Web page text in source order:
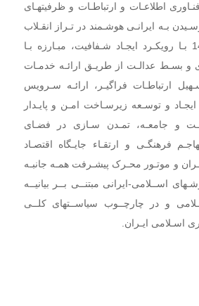
اطلاعـات و ارتباطـات و ظرفیتهـای
بـه ایرانـی هوشـمند در تـراز انقـلاب
اسـلامی در افـق 1404 بـا رویکـرد ایجـاد شـفافیت، مبـارزه بـا
و بسـط عدالـت از طریـق ارائـه خدمـات
ارتباطـات فراگیـر، ارائـه سـرویس
و توسـعه زیرسـاخت امـن و پایـدار
و جامعـه، تمـدن سـازی در فضـای
فرهنگـی و ارتقـاء جایـگاه اقتصـاد
و موتـور محـرک پیشـرفت همـه جانبـه
اســلامی-ایرانی مبتنــی بــر بیانیــه
و در چارچــوب سیاســتهای کلــی
اسـلامی ایـران.